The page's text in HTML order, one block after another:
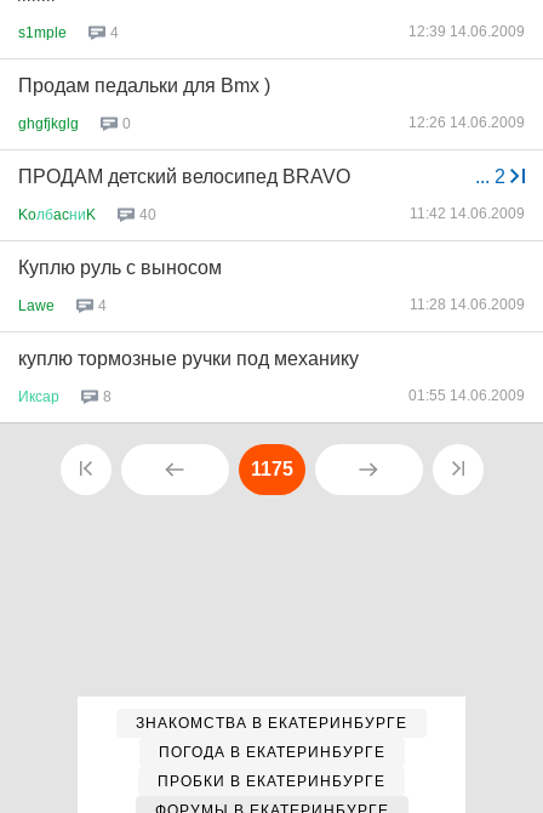
s1mple 4 12:39 14.06.2009
Продам педальки для Bmx )
ghgfjkglg 0 12:26 14.06.2009
... 2
ПРОДАМ детский велосипед BRAVO
KoлбacниK 40 11:42 14.06.2009
Куплю руль с выносом
Lawe 4 11:28 14.06.2009
куплю тормозные ручки под механику
Иксар 8 01:55 14.06.2009
1175
ЗНАКОМСТВА В ЕКАТЕРИНБУРГЕ
ПОГОДА В ЕКАТЕРИНБУРГЕ
ПРОБКИ В ЕКАТЕРИНБУРГЕ